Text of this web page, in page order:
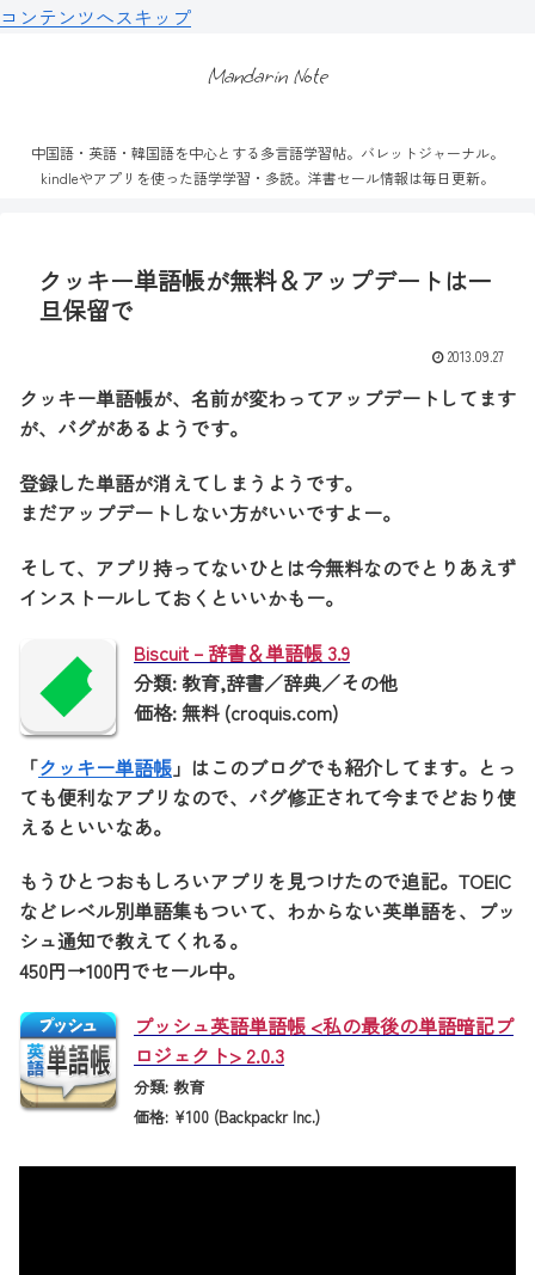
コンテンツへスキップ
Mandarin Note
中国語・英語・韓国語を中心とする多言語学習帖。バレットジャーナル。
kindleやアプリを使った語学学習・多読。洋書セール情報は毎日更新。
クッキー単語帳が無料＆アップデートは一
旦保留で
2013.09.27
クッキー単語帳が、名前が変わってアップデートしてます
が、バグがあるようです。
登録した単語が消えてしまうようです。
まだアップデートしない方がいいですよー。
そして、アプリ持ってないひとは今無料なのでとりあえず
インストールしておくといいかもー。
Biscuit – 辞書＆単語帳 3.9
分類: 教育,辞書／辞典／その他
価格: 無料 (croquis.com)
「クッキー単語帳 」はこのブログでも紹介してます。とっ
ても便利なアプリなので、バグ修正されて今までどおり使
えるといいなあ。
もうひとつおもしろいアプリを見つけたので追記。TOEIC
などレベル別単語集もついて、わからない英単語を、プッ
シュ通知で教えてくれる。
450円→100円でセール中。
プッシュ英語単語帳 <私の最後の単語暗記プ
ロジェクト> 2.0.3
分類: 教育
価格: ¥100 (Backpackr Inc.)